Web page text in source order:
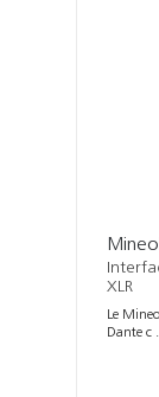
XLR
Le
Dante c